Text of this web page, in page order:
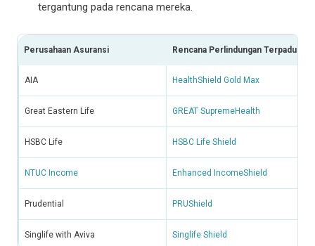
tergantung pada rencana mereka.
Perusahaan Asuransi Rencana Perlindungan Terpadu
AIA HealthShield Gold Max
Great Eastern Life GREAT SupremeHealth
HSBC Life HSBC Life Shield
NTUC Income Enhanced IncomeShield
Prudential PRUShield
Singlife with Aviva Singlife Shield